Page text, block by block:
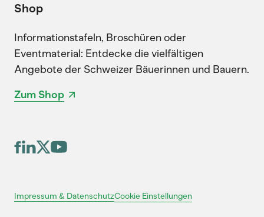
Shop
Informationstafeln, Broschüren oder
Eventmaterial: Entdecke die vielfältigen
Angebote der Schweizer Bäuerinnen und Bauern.
Zum Shop
Impressum & DatenschutzCookie Einstellungen